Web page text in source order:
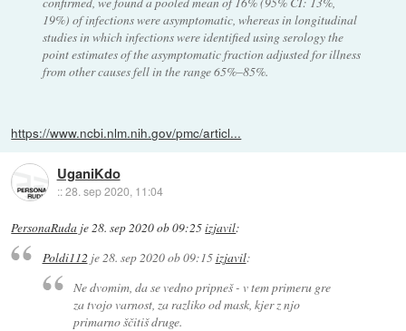
19%) of infections were asymptomatic, whereas in longitudinal
studies in which infections were identified using serology the
point estimates of the asymptomatic fraction adjusted for illness
from other causes fell in the range 65%–85%.
https://www.ncbi.nlm.nih.gov/pmc/articl...
UganiKdo
::28. sep 2020, 11:04
PersonaRuda je 28. sep 2020 ob 09:25izjavil:
Poldi112je28. sep 2020 ob 09:15izjavil:
Ne dvomim, da se vedno pripneš - v tem primeru gre
za tvojo varnost, za razliko od mask, kjer z njo
primarno ščitiš druge.